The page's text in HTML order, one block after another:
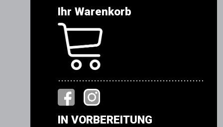
Ihr Warenkorb
.................................................
IN VORBEREITUNG